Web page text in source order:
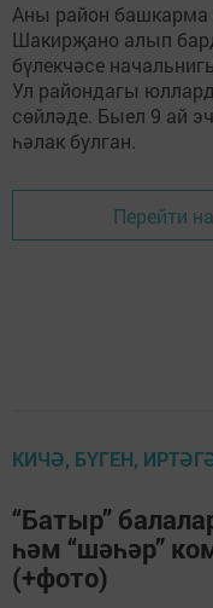
Аны район башкарма
Шакирҗано алып
бүлекчәсе
Ул райондагы
сөйләде. Быел 9 ай
һәлак булган.
Перейти
КИЧӘ, БҮГЕН,
“Батыр”
һәм “шәһәр”
(+фото)